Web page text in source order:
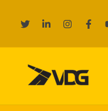
dung